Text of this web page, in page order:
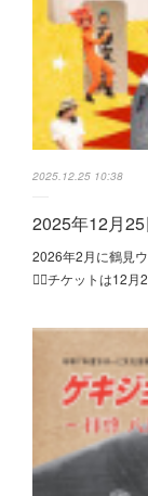
2025.12.25 10:38
2025年12月
2026年2月に鶴見
🙇‍♂️チケットは12